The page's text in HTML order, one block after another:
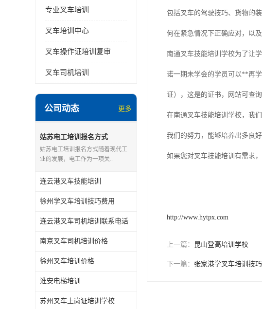
专业叉车培训
叉车培训中心
叉车操作证培训复审
叉车司机培训
公司动态 更多
姑苏电工培训报名方式
姑苏电工培训报名方式随着现代工
业的发展，电工作为一项关..
连云港叉车技能培训
徐州学叉车培训技巧费用
连云港叉车司机培训联系电话
南京叉车司机培训价格
徐州叉车培训价格
淮安电梯培训
苏州叉车上岗证培训学校
包括叉车的驾驶技巧、货物的
何在紧急情况下正确应对，以
南通叉车技能培训学校为了让
诺一期未学会的学员可以**再
证），这是的证书，网站可查询
在南通叉车技能培训学校，我
我们的努力，能够培养出多良
如果您对叉车技能培训有需求
http://www.hytpx.com
上一篇： 昆山登高培训学校
下一篇： 张家港学叉车培训技